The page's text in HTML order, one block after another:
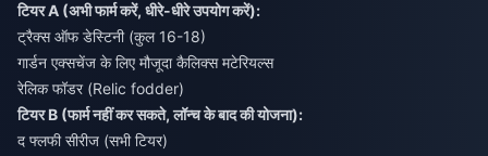
टियर A (अभी फार्म करें, धीरे-धीरे उपयोग करें):
ट्रैक्स ऑफ डेस्टिनी (कुल 16-18)
गार्डन एक्सचेंज के लिए मौजूदा कैलिक्स मटेरियल्स
रेलिक फॉडर (Relic fodder)
टियर B (फार्म नहीं कर सकते, लॉन्च के बाद की योजना):
द फ्लफी सीरीज (सभी टियर)